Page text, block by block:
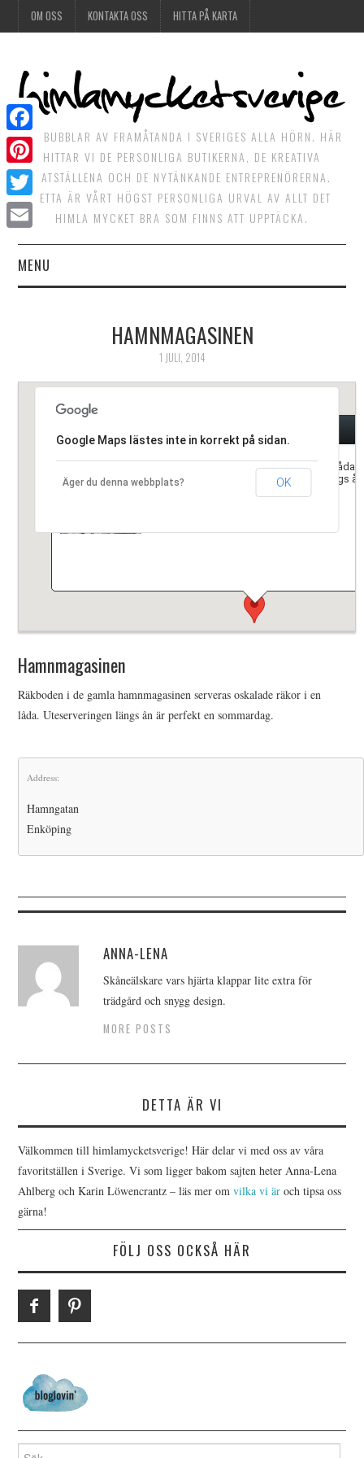
OM OSS KONTAKTA OSS HITTA PÅ KARTA
DET BUBBLAR AV FRAMÅTANDA I SVERIGES ALLA HÖRN. HÄR
HITTAR VI DE PERSONLIGA BUTIKERNA, DE KREATIVA
MATSTÄLLENA OCH DE NYTÄNKANDE ENTREPRENÖRERNA.
DETTA ÄR VÅRT HÖGST PERSONLIGA URVAL AV ALLT DET
HIMLA MYCKET BRA SOM FINNS ATT UPPTÄCKA.
MENU
HIMLAMYSIGT
HIMLASNYGGT
VI MÖTER
HAMNMAGASINEN
1 JULI, 2014
Räkboden serveras oskalade räkor i en låda
bröd och olika såser. Uteserveringen längs
sommardag.
Google Maps lästes inte in korrekt på sidan.
Äger du denna webbplats? OK
Hamnmagasinen
Räkboden i de gamla hamnmagasinen serveras oskalade räkor i en
låda. Uteserveringen längs ån är perfekt en sommardag.
Address:
Hamngatan
Enköping
ANNA-LENA
Skåneälskare vars hjärta klappar lite extra för
trädgård och snygg design.
MORE POSTS
DETTA ÄR VI
Välkommen till himlamycketsverige! Här delar vi med oss av våra
favoritställen i Sverige. Vi som ligger bakom sajten heter Anna-Lena
Ahlberg och Karin Löwencrantz – läs mer omvilka vi är och tipsa oss
gärna!
FÖLJ OSS OCKSÅ HÄR
Search for:
Facebook
Pinterest
Twitter
Email